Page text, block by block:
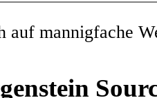
auf mannigfache